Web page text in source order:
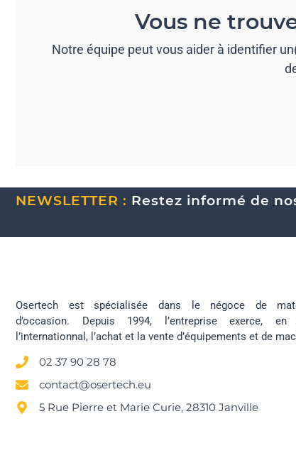
Vous ne
Notre équipe peut vous aider à identifier
NEWSLETTER : Restez informé de
Osertech est spécialisée dans le négoce de
d’occasion. Depuis 1994, l’entreprise exerce,
l’internationnal, l’achat et la vente d’équipements et de
02 37 90 28 78
contact@osertech.eu
5 Rue Pierre et Marie Curie, 28310 Janville